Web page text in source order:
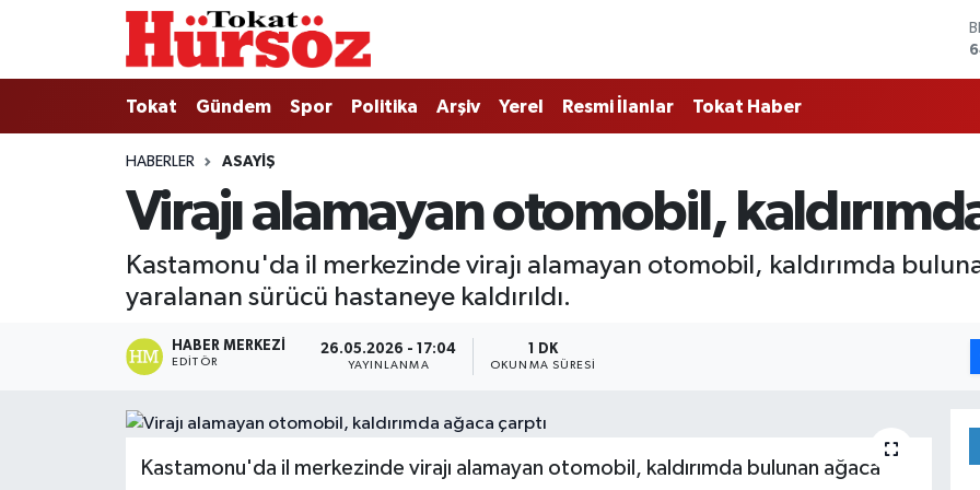
Tokat Gündem Spor Politika Arşiv Yerel Resmi İlanlar Tokat Haber
HABERLER ASAYIŞ
Virajı alamayan otomobil,
Kastamonu'da il merkezinde virajı alamayan otomobil, kaldırımda
yaralanan sürücü hastaneye kaldırıldı.
HABER MERKEZI
EDITÖR
26.05.2026 - 17:04
YAYINLANMA
1 DK
OKUNMA SÜRESI
Kastamonu'da il merkezinde virajı alamayan otomobil, kaldırımda bulunan ağaca
Tokat
Türkiye Gündemi
Gündem
Politika
Tokat Spor
Nöbetçi Eczaneler
Hava Durumu
Tokat Namaz Vakitleri
Süper Lig Puan Durumu ve Fikstür
Tüm Manşetler
Son Dakika Haberleri
Haber Arşivi